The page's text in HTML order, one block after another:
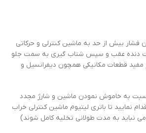
فشار بیش از حد به ماشین کنترلی و حرکاتی
دنده عقب و سپس شتاب گیری به سمت جلو
مفید قطعات مکانیکی همچون دیفرانسیل و
به خاموش نمودن ماشین و شارژ مجدد
اقدام نمایید تا باتری لیتیوم ماشین کنترلی خراب
نباید به مدت طولانی تخلیه کامل شوند)